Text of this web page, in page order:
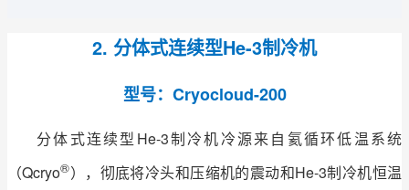
2. 分体式连续型He-3制冷机
型号：Cryocloud-200
分体式连续型He-3制冷机冷源来自氦循环低温系统
（Qcryo®），彻底将冷头和压缩机的震动和He-3制冷机恒温